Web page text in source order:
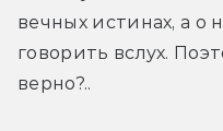
вечных истинах, а о
говорить вслух.
верно?..